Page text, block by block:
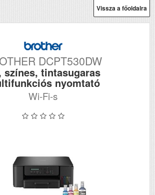
Vissza a főoldalra
DCPT530DW
színes, tintasugaras
nyomtató
Wi-Fi-s